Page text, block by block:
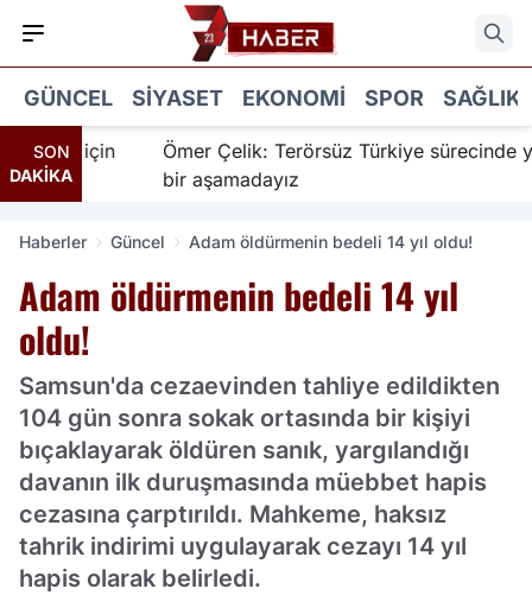
GÜNCEL SIYASET EKONOMI SPOR SAĞLIK
SON
DAKİKA
için
Ömer Çelik: Terörsüz Türkiye sürecinde
bir aşamadayız
Haberler Güncel Adam öldürmenin bedeli 14 yıl oldu!
Adam öldürmenin bedeli 14 yıl
oldu!
Samsun'da cezaevinden tahliye edildikten
104 gün sonra sokak ortasında bir kişiyi
bıçaklayarak öldüren sanık, yargılandığı
davanın ilk duruşmasında müebbet hapis
cezasına çarptırıldı. Mahkeme, haksız
tahrik indirimi uygulayarak cezayı 14 yıl
hapis olarak belirledi.